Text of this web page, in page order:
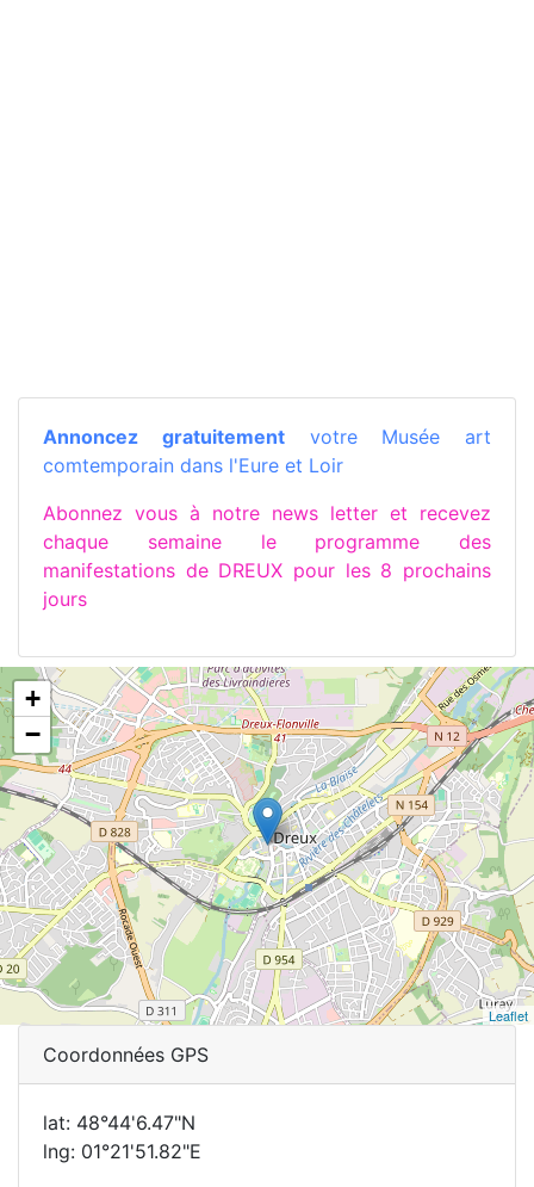
Annoncez gratuitementvotre Musée art
comtemporain dans l'Eure et Loir
Abonnez vous à notre news letter et recevez
chaque semaine le programme des
manifestations de DREUX pour les 8 prochains
jours
+
−
Leaflet
Coordonnées GPS
lat: 48°44'6.47"N
lng: 01°21'51.82"E